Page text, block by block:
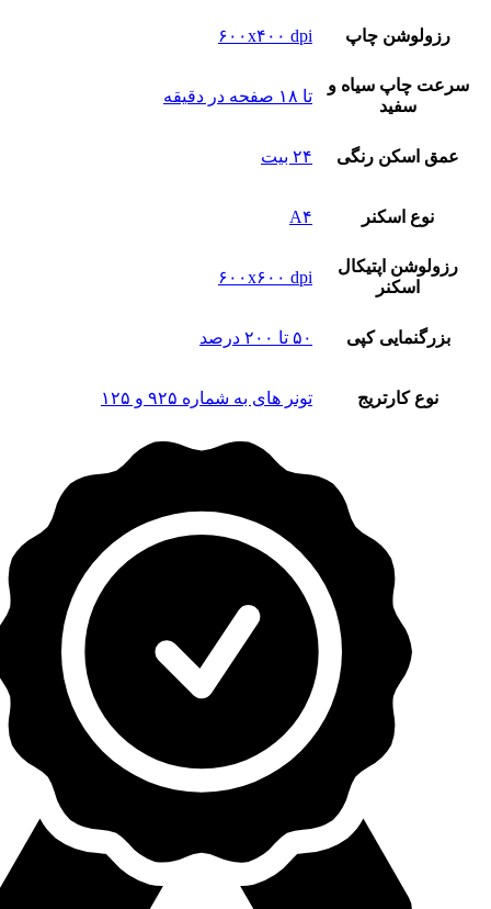
رزولوشن چاپ ۶۰۰x۴۰۰ dpi
سرعت چاپ سیاه و
سفید
تا ۱۸ صفحه در دقیقه
عمق اسکن رنگی ۲۴ بیت
نوع‌ اسکنر A۴
رزولوشن اپتیکال
اسکنر
۶۰۰x۶۰۰ dpi
بزرگنمایی کپی ۵۰ تا ۲۰۰ درصد
نوع کارتریج تونر های به شماره ۹۲۵ و ۱۲۵